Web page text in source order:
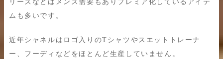
リーズなどはメンズ需要もありプレミア化しているアイテ
ムも多いです。
近年シャネルはロゴ入りのTシャツやスエットトレーナ
ー、フーディなどをほとんど生産していません。